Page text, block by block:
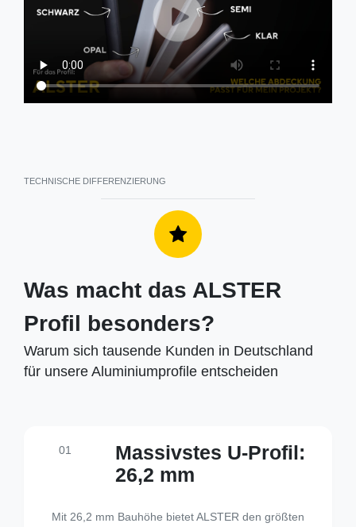
TECHNISCHE DIFFERENZIERUNG
Was macht das ALSTER
Profil besonders?
Warum sich tausende Kunden in Deutschland
für unsere Aluminiumprofile entscheiden
01
Massivstes U-Profil:
26,2 mm
Mit 26,2 mm Bauhöhe bietet ALSTER den größten